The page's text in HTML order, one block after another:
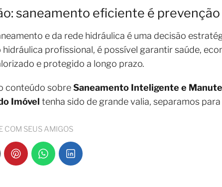
saneamento eficiente é
e da rede hidráulica é uma decisão
hidráulica profissional, é possível garantir saúde,
e protegido a longo prazo.
conteúdo sobreSaneamento Inteligente e
Imóvel tenha sido de grande valia, separamos
COM SEUS AMIGOS